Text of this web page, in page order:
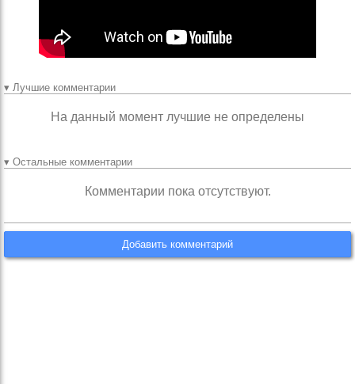
▾ Лучшие комментарии
На данный момент лучшие не определены
▾ Остальные комментарии
Комментарии пока отсутствуют.
Добавить комментарий